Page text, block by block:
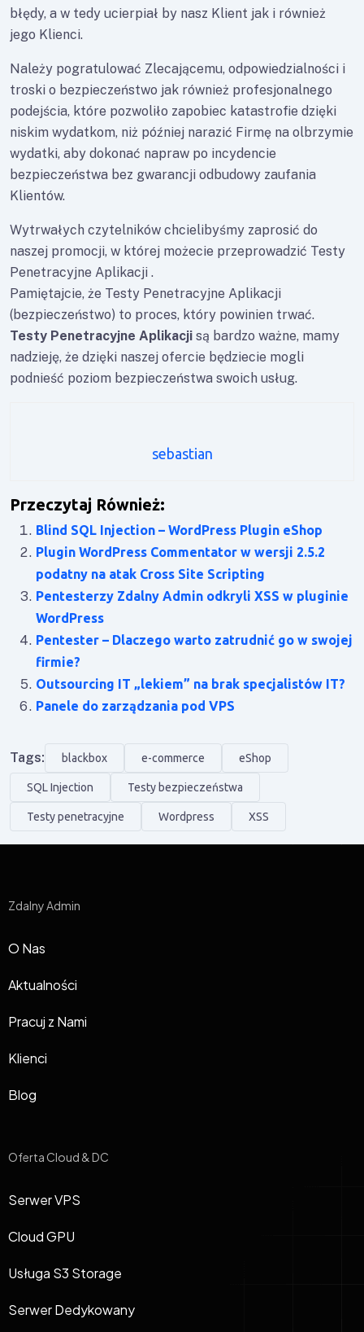
błędy, a w tedy ucierpiał by nasz Klient jak i również
jego Klienci.
Należy pogratulować Zlecającemu, odpowiedzialności i
troski o bezpieczeństwo jak również profesjonalnego
podejścia, które pozwoliło zapobiec katastrofie dzięki
niskim wydatkom, niż później narazić Firmę na olbrzymie
wydatki, aby dokonać napraw po incydencie
bezpieczeństwa bez gwarancji odbudowy zaufania
Klientów.
Wytrwałych czytelników chcielibyśmy zaprosić do
naszej promocji, w której możecie przeprowadzić Testy
Penetracyjne Aplikacji .
Pamiętajcie, że Testy Penetracyjne Aplikacji
(bezpieczeństwo) to proces, który powinien trwać.
Testy Penetracyjne Aplikacji są bardzo ważne, mamy
nadzieję, że dzięki naszej ofercie będziecie mogli
podnieść poziom bezpieczeństwa swoich usług.
sebastian
Przeczytaj Również:
Blind SQL Injection – WordPress Plugin eShop
Plugin WordPress Commentator w wersji 2.5.2
podatny na atak Cross Site Scripting
Pentesterzy Zdalny Admin odkryli XSS w pluginie
WordPress
Pentester – Dlaczego warto zatrudnić go w swojej
firmie?
Outsourcing IT „lekiem” na brak specjalistów IT?
Panele do zarządzania pod VPS
Tags: blackbox e-commerce eShop
SQL Injection Testy bezpieczeństwa
Testy penetracyjne Wordpress XSS
Zdalny Admin
O Nas
Aktualności
Pracuj z Nami
Klienci
Blog
Oferta Cloud & DC
Serwer VPS
Cloud GPU
Usługa S3 Storage
Serwer Dedykowany